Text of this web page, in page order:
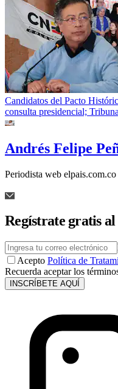
Candidatos del Pacto
consulta presidencial;
Andrés Felipe
Periodista web elpais.com.co
Regístrate gratis
Acepto Política de
Recuerda aceptar los
INSCRÍBETE AQUÍ